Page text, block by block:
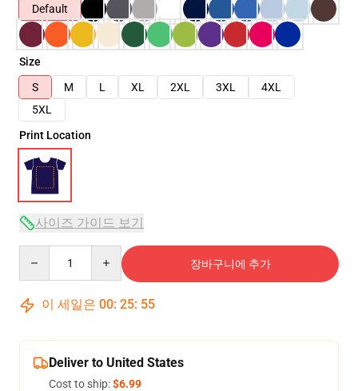
Default
Size
S
M L XL 2XL 3XL
4XL
5XL
Print Location
사이즈 가이드 보기
장바구니에 추가
이 세일은 00: 25: 54
Deliver to United States
Cost to ship:$6.99